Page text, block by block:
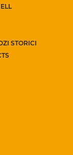
STORICI